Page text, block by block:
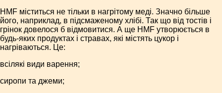
HMF міститься не тільки в нагрітому меді. Значно більше
його, наприклад, в підсмаженому хлібі. Так що від тостів і
грінок довелося б відмовитися. А ще HMF утворюється в
будь-яких продуктах і стравах, які містять цукор і
нагріваються. Це:
всілякі види варення;
сиропи та джеми;